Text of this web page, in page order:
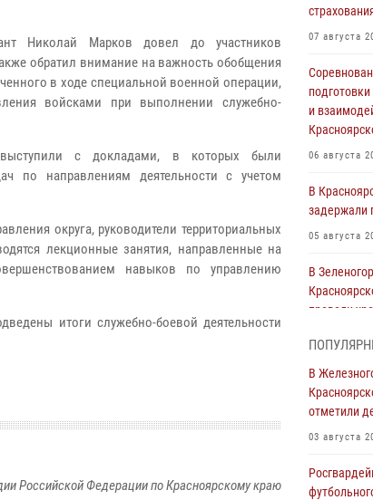
Николай Марков довел до участников
обратил внимание на важность обобщения
в ходе специальной военной операции,
войсками при выполнении служебно-
с докладами, в которых были
по направлениям деятельности с учетом
округа, руководители территориальных
лекционные занятия, направленные на
навыков по управлению
итоги служебно-боевой деятельности
Российской Федерации по Красноярскому краю
07 августа
и
06 августа
В
задержали
05 августа
В
провели
В
05 августа
В
В
отметили
03 августа